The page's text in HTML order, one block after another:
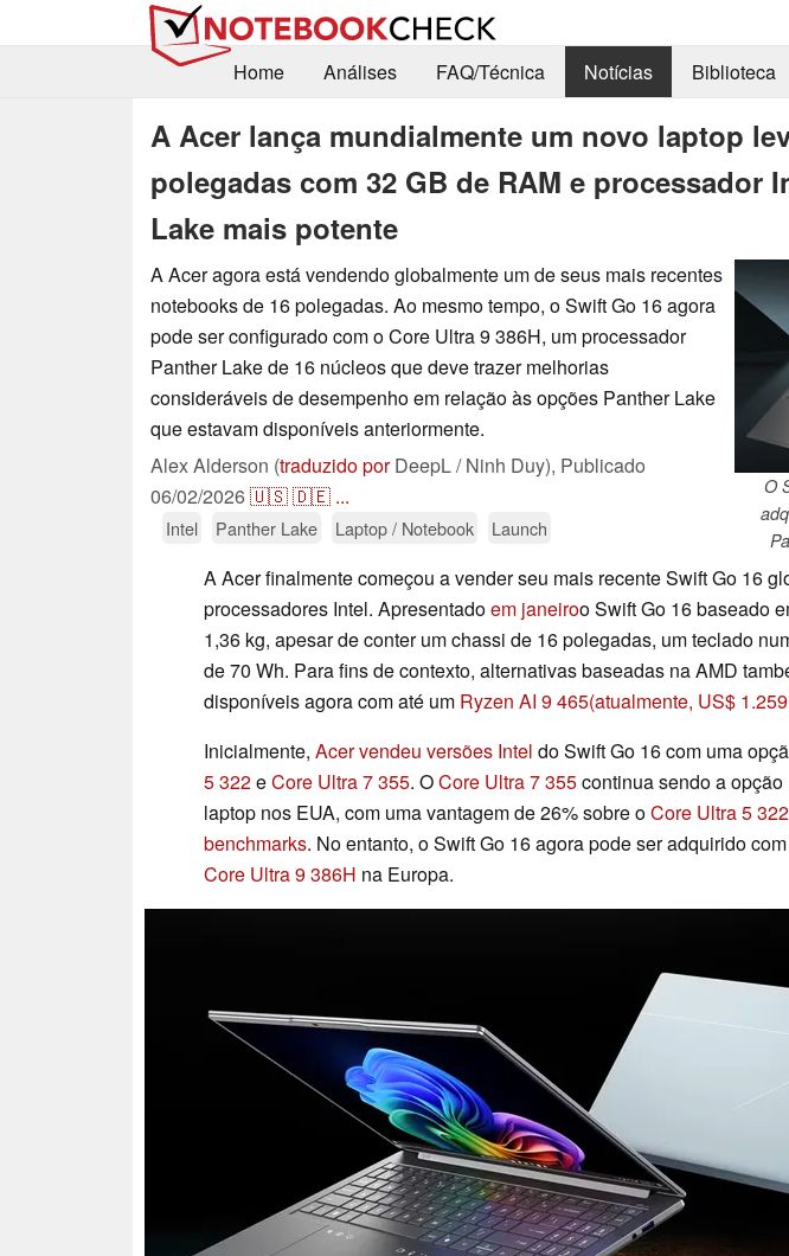
Home
Análises FAQ/Técnica Notícias Biblioteca
A Acer lança mundialmente um novo laptop
polegadas com 32 GB de RAM e processador
Lake mais potente
O
A Acer agora está vendendo globalmente um de seus mais recentes
notebooks de 16 polegadas. Ao mesmo tempo, o Swift Go 16 agora
pode ser configurado com o Core Ultra 9 386H, um processador
Panther Lake de 16 núcleos que deve trazer melhorias
consideráveis de desempenho em relação às opções Panther Lake
que estavam disponíveis anteriormente.
Alex Alderson (traduzido porDeepL / Ninh Duy), Publicado
06/02/2026🇺🇸🇩🇪 ...
Intel Panther Lake Laptop / Notebook Launch
A Acer finalmente começou a vender seu mais recente Swift Go 16
processadores Intel. Apresentadoem janeiroo Swift Go 16 baseado
1,36 kg, apesar de conter um chassi de 16 polegadas, um teclado
de 70 Wh. Para fins de contexto, alternativas baseadas na AMD
disponíveis agora com até um Ryzen AI 9 465(atualmente, US$
Inicialmente, Acer vendeu versões Intel do Swift Go 16 com uma
5 322eCore Ultra 7 355. OCore Ultra 7 355continua sendo a
laptop nos EUA, com uma vantagem de 26% sobre oCore Ultra 5 322
benchmarks. No entanto, o Swift Go 16 agora pode ser adquirido
Core Ultra 9 386H na Europa.